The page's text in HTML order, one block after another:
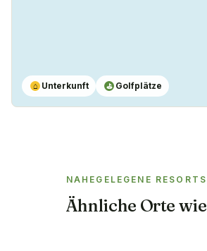
⌂ Unterkunft ⛳ Golfplätze
NAHEGELEGENE RESORTS
Ähnliche Orte wie